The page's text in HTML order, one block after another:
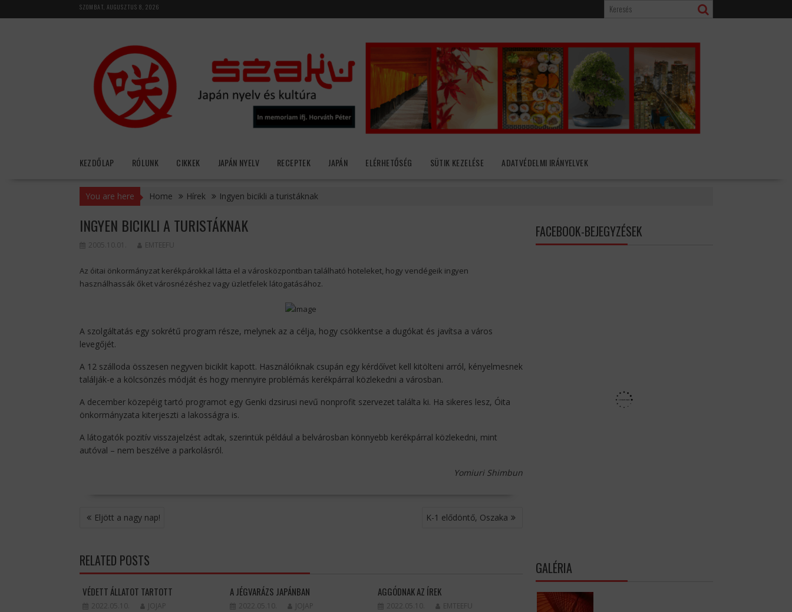
to
SZOMBAT, AUGUSZTUS 8, 2026
KEZDŐLAP RÓLUNK CIKKEK JAPÁN NYELV RECEPTEK JAPÁN ELÉRHETŐSÉG SÜTIK KEZELÉSE ADATVÉDELMI IRÁNYELVEK
You are here Home Hírek Ingyen bicikli a turistáknak
INGYEN BICIKLI A TURISTÁKNAK
2005.10.01. EMTEEFU
Az óitai önkormányzat kerékpárokkal látta el a városközpontban található hoteleket, hogy vendégeik ingyen
használhassák őket városnézéshez vagy üzletfelek látogatásához.
A szolgáltatás egy sokrétű program része, melynek az a célja, hogy csökkentse a dugókat és javítsa a város
levegőjét.
A 12 szálloda összesen negyven biciklit kapott. Használóiknak csupán egy kérdőívet kell kitölteni arról, kényelmesnek
találják-e a kölcsönzés módját és hogy mennyire problémás kerékpárral közlekedni a városban.
A december közepéig tartó programot egy Genki dzsirusi nevű nonprofit szervezet találta ki. Ha sikeres lesz, Óita
önkormányzata kiterjeszti a lakosságra is.
A látogatók pozitív visszajelzést adtak, szerintük például a belvárosban könnyebb kerékpárral közlekedni, mint
autóval – nem beszélve a parkolásról.
Yomiuri Shimbun
BEJEGYZÉS
NAVIGÁCIÓ
Eljött a nagy nap! K-1 elődöntő, Oszaka
RELATED POSTS
VÉDETT ÁLLATOT TARTOTT
2022.05.10. JOJAP
A JÉGVARÁZS JAPÁNBAN
2022.05.10. JOJAP
AGGÓDNAK AZ ÍREK
2022.05.10. EMTEEFU
FACEBOOK-BEJEGYZÉSEK
GALÉRIA